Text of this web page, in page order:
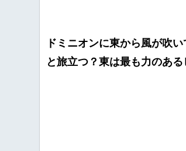
ドミニオンに東から風が吹
と旅立つ？東は最も力のあ